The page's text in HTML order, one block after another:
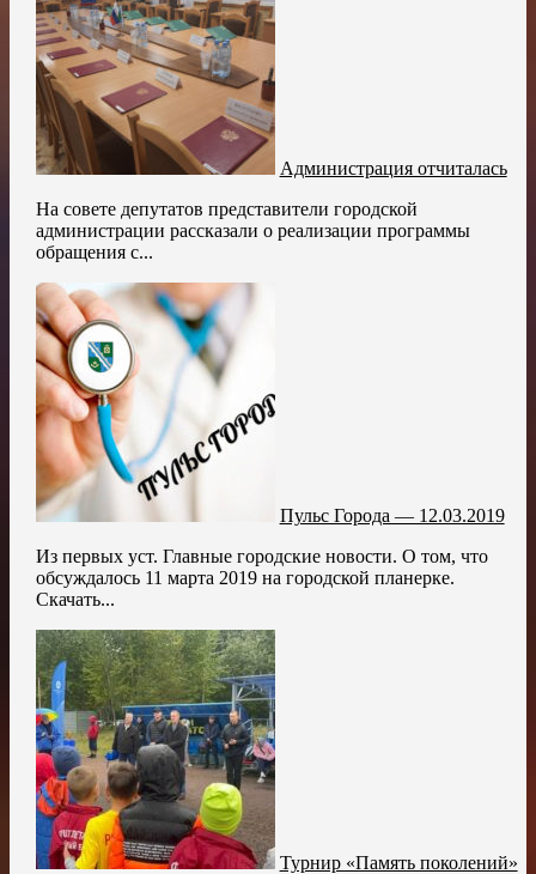
Администрация отчиталась
На совете депутатов представители городской
администрации рассказали о реализации программы
обращения с...
Пульс Города — 12.03.2019
Из первых уст. Главные городские новости. О том, что
обсуждалось 11 марта 2019 на городской планерке.
Скачать...
Турнир «Память поколений»